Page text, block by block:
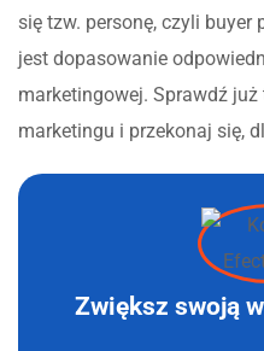
się tzw. personę, czyli buyer
jest dopasowanie
marketingowej. Sprawdź
marketingu i przekonaj się,
Zwiększ swoją